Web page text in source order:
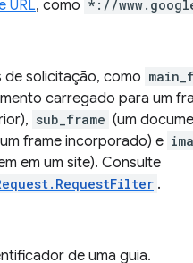
URL, como *://
de solicitação, como
carregado para um
sub_frame (um
frame incorporado) e
em um site). Consulte
.
de uma guia.